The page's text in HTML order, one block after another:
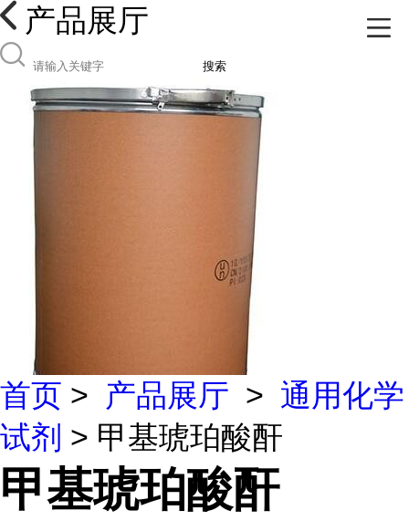
产品展厅
搜索
首页 > 产品展厅 > 通用化学
试剂 > 甲基琥珀酸酐
甲基琥珀酸酐